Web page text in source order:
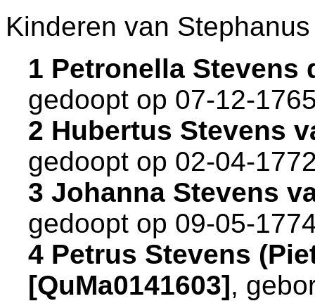
Kinderen van
1 Petronella Stevens
gedoopt op 07-12-
2 Hubertus Stevens
gedoopt op 02-04-
3 Johanna Stevens
gedoopt op 09-05-
4 Petrus Stevens
[QuMa0141603],